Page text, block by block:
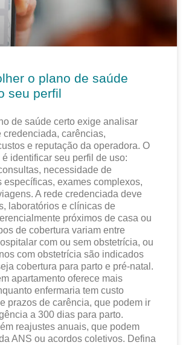
o plano de saúde
seu perfil
de saúde certo exige analisar
credenciada, carências,
e reputação da operadora. O
identificar seu perfil de uso:
necessidade de
específicas, exames complexos,
A rede credenciada deve
laboratórios e clínicas de
próximos de casa ou
de cobertura variam entre
com ou sem obstetrícia, ou
com obstetrícia são indicados
cobertura para parto e pré-natal.
apartamento oferece mais
enfermaria tem custo
prazos de carência, que podem ir
a 300 dias para parto.
reajustes anuais, que podem
ANS ou acordos coletivos. Defina